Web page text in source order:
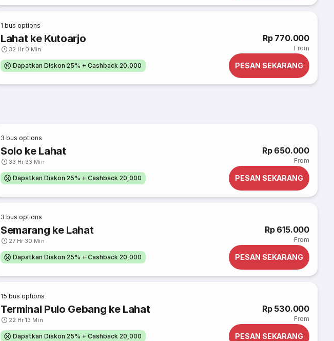
1 bus options
Lahat ke Kutoarjo
32 Hr 0 Min
Rp 770.000
From
Dapatkan Diskon 25% + Cashback 20,000 PESAN SEKARANG
3 bus options
Solo ke Lahat
33 Hr 33 Min
Rp 650.000
From
Dapatkan Diskon 25% + Cashback 20,000 PESAN SEKARANG
3 bus options
Semarang ke Lahat
27 Hr 30 Min
Rp 615.000
From
Dapatkan Diskon 25% + Cashback 20,000 PESAN SEKARANG
15 bus options
Terminal Pulo Gebang ke Lahat
22 Hr 13 Min
Rp 530.000
From
Dapatkan Diskon 25% + Cashback 20,000 PESAN SEKARANG